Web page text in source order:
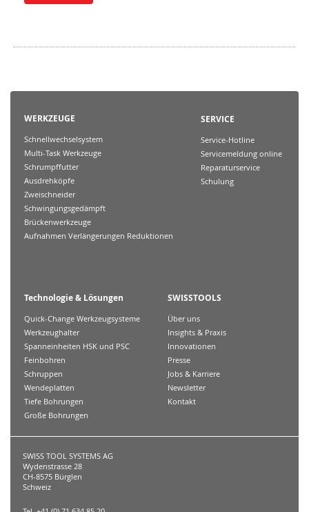
WERKZEUGE
Schnellwechselsystem
Multi-Task Werkzeuge
Schrumpffutter
Ausdrehköpfe
Zweischneider
Schwingungsgedämpft
Brückenwerkzeuge
Aufnahmen Verlängerungen Reduktionen
SERVICE
Service-Hotline
Servicemeldung online
Reparaturservice
Schulung
Technologie & Lösungen
Quick-Change Werkzeugsysteme
Werkzeughalter
Spanneinheiten HSK und PSC
Feinbohren
Schruppen
Wendeplatten
Tiefe Bohrungen
Große Bohrungen
SWISSTOOLS
Über uns
Insights & Praxis
Innovationen
Presse
Jobs & Karriere
Newsletter
Kontakt
SWISS TOOL SYSTEMS AG
Wydenstrasse 28
CH-8575 Bürglen
Schweiz